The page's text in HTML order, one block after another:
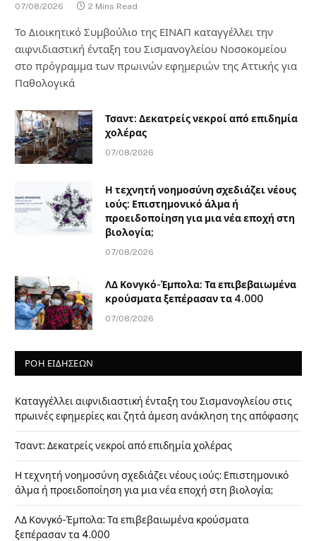
07/08/2026 2 Mins Read
Το Διοικητικό Συμβούλιο της ΕΙΝΑΠ καταγγέλλει την
αιφνιδιαστική ένταξη του Σισμανογλείου Νοσοκομείου
στο πρόγραμμα των πρωινών εφημεριών της Αττικής για
Παθολογικά
Τσαντ: Δεκατρείς νεκροί από επιδημία
χολέρας
07/08/2026
Η τεχνητή νοημοσύνη σχεδιάζει νέους
ιούς: Επιστημονικό άλμα ή
προειδοποίηση για μια νέα εποχή στη
βιολογία;
07/08/2026
ΛΔ Κονγκό-Έμπολα: Τα επιβεβαιωμένα
κρούσματα ξεπέρασαν τα 4.000
07/08/2026
ΡΟΗ ΕΙΔΗΣΕΩΝ
Καταγγέλλει αιφνιδιαστική ένταξη του Σισμανογλείου στις
πρωινές εφημερίες και ζητά άμεση ανάκληση της απόφασης
Τσαντ: Δεκατρείς νεκροί από επιδημία χολέρας
Η τεχνητή νοημοσύνη σχεδιάζει νέους ιούς: Επιστημονικό
άλμα ή προειδοποίηση για μια νέα εποχή στη βιολογία;
ΛΔ Κονγκό-Έμπολα: Τα επιβεβαιωμένα κρούσματα
ξεπέρασαν τα 4.000